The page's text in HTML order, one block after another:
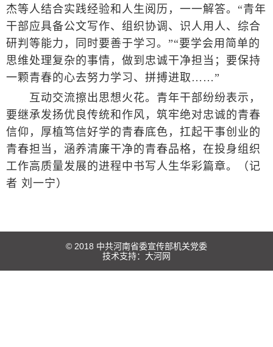
杰等人结合实践经验和人生阅历，一一解答。“青年
干部应具备公文写作、组织协调、识人用人、综合
研判等能力，同时要善于学习。”“要学会用简单的
思维处理复杂的事情，做到忠诚干净担当；要保持
一颗青春的心去努力学习、拼搏进取……”
互动交流擦出思想火花。青年干部纷纷表示，
要继承发扬优良传统和作风，筑牢绝对忠诚的青春
信仰，厚植笃信好学的青春底色，扛起干事创业的
青春担当，涵养清廉干净的青春品格，在投身组织
工作高质量发展的进程中书写人生华彩篇章。（记
者 刘一宁）
© 2018 中共河南省委宣传部机关党委
技术支持： 大河网